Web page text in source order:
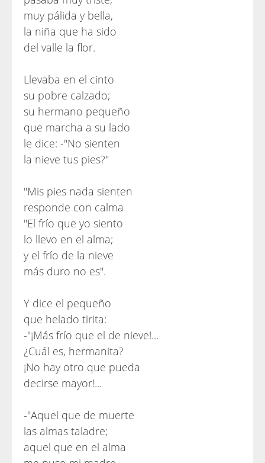
muy pálida y bella,
la niña que ha sido
del valle la flor.
Llevaba en el cinto
su pobre calzado;
su hermano pequeño
que marcha a su lado
le dice: -"No sienten
la nieve tus pies?"
"Mis pies nada sienten
responde con calma
"El frío que yo siento
lo llevo en el alma;
y el frío de la nieve
más duro no es".
Y dice el pequeño
que helado tirita:
-"¡Más frío que el de nieve!...
¿Cuál es, hermanita?
¡No hay otro que pueda
decirse mayor!...
-"Aquel que de muerte
las almas taladre;
aquel que en el alma